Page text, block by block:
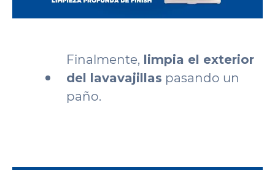
Finalmente, limpia el exterior
del lavavajillas pasando un
paño.